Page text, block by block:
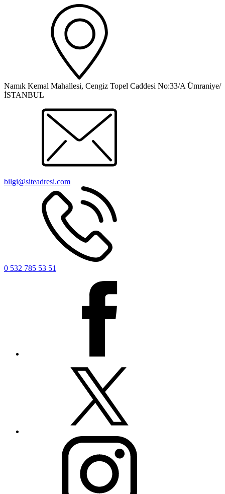
Namık Kemal Mahallesi, Cengiz Topel Caddesi No:33/A Ümraniye/
İSTANBUL
bilgi@siteadresi.com
0 532 785 53 51